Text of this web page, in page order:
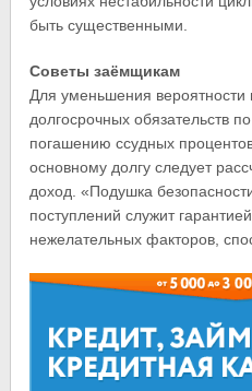
быть существенными.
Советы заёмщикам
Для уменьшения вероятности
долгосрочных обязательств
погашению ссудных
основному долгу следует
доход. «Подушка
поступлений служит
нежелательных факторов,